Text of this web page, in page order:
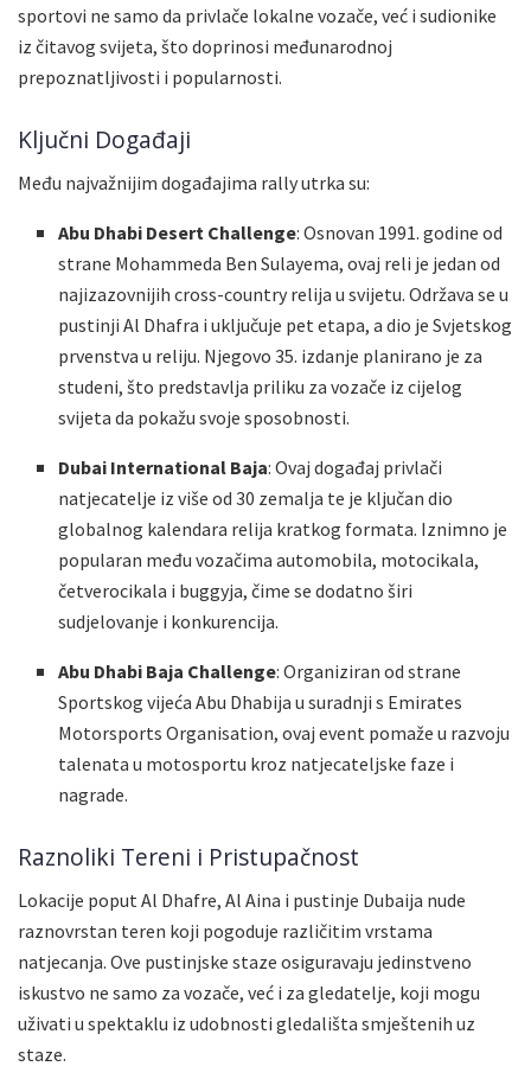
sportovi ne samo da privlače lokalne vozače, već i sudionike
iz čitavog svijeta, što doprinosi međunarodnoj
prepoznatljivosti i popularnosti.
Ključni Događaji
Među najvažnijim događajima rally utrka su:
Abu Dhabi Desert Challenge: Osnovan 1991. godine od
strane Mohammeda Ben Sulayema, ovaj reli je jedan od
najizazovnijih cross-country relija u svijetu. Održava se u
pustinji Al Dhafra i uključuje pet etapa, a dio je Svjetskog
prvenstva u reliju. Njegovo 35. izdanje planirano je za
studeni, što predstavlja priliku za vozače iz cijelog
svijeta da pokažu svoje sposobnosti.
Dubai International Baja: Ovaj događaj privlači
natjecatelje iz više od 30 zemalja te je ključan dio
globalnog kalendara relija kratkog formata. Iznimno je
popularan među vozačima automobila, motocikala,
četverocikala i buggyja, čime se dodatno širi
sudjelovanje i konkurencija.
Abu Dhabi Baja Challenge: Organiziran od strane
Sportskog vijeća Abu Dhabija u suradnji s Emirates
Motorsports Organisation, ovaj event pomaže u razvoju
talenata u motosportu kroz natjecateljske faze i
nagrade.
Raznoliki Tereni i Pristupačnost
Lokacije poput Al Dhafre, Al Aina i pustinje Dubaija nude
raznovrstan teren koji pogoduje različitim vrstama
natjecanja. Ove pustinjske staze osiguravaju jedinstveno
iskustvo ne samo za vozače, već i za gledatelje, koji mogu
uživati u spektaklu iz udobnosti gledališta smještenih uz
staze.